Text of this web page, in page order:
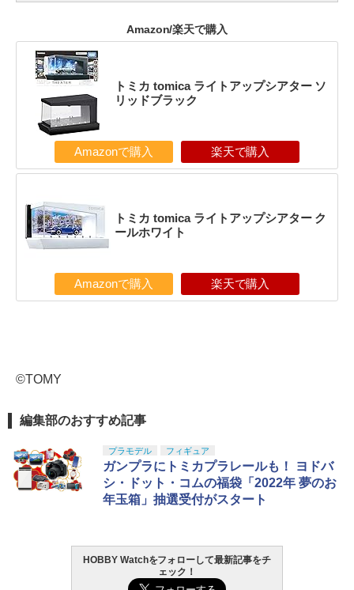
Amazon/楽天で購入
トミカ tomica ライトアップシアター ソ
リッドブラック
Amazonで購入 楽天で購入
トミカ tomica ライトアップシアター ク
ールホワイト
Amazonで購入 楽天で購入
©TOMY
編集部のおすすめ記事
プラモデル フィギュア
ガンプラにトミカプラレールも！ ヨドバ
シ・ドット・コムの福袋「2022年 夢のお
年玉箱」抽選受付がスタート
HOBBY Watchをフォローして最新記事をチ
ェック！